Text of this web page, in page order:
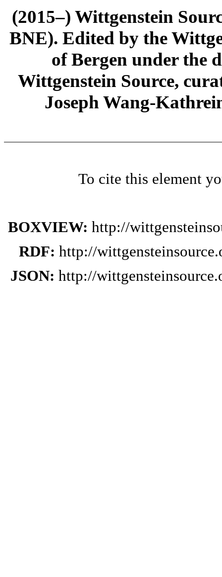
(2015–) Wittgenstein
BNE). Edited by the
of Bergen under the
Wittgenstein Source,
Joseph Wang-
To cite this element
BOXVIEW: http://
RDF: http://
JSON: http://